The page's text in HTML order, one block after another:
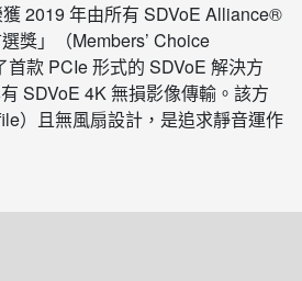
2019 年由所有 SDVoE Alliance®
獎」（Members’ Choice
款 PCIe 形式的 SDVoE 解決方
SDVoE 4K 無損影像傳輸。該方
）且無風扇設計，是追求靜音運作